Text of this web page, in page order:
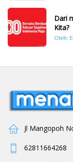
Dari
Kita?
Oleh:
Jl Mangopoh
62811664268